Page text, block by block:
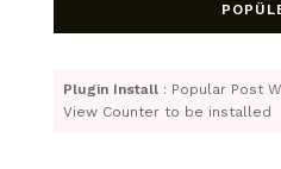
Plugin Install : Popular Post
View Counter to be installed